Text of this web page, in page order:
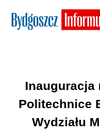
Inauguracja
Politechnice
Wydziału